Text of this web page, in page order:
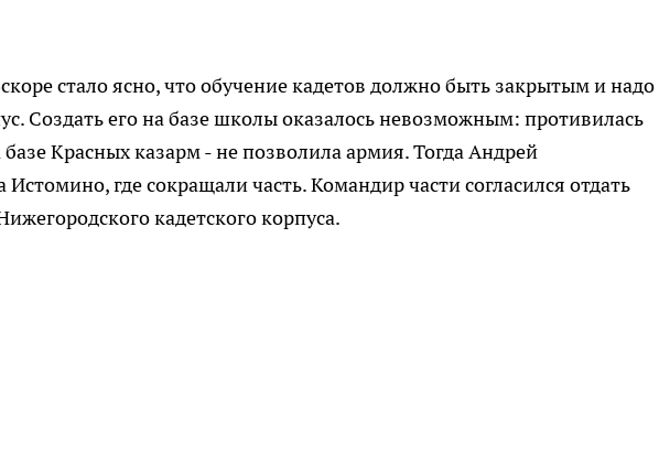
стало ясно, что обучение кадетов должно быть закрытым и надо
Создать его на базе школы оказалось невозможным: противилась
Красных казарм - не позволила армия. Тогда Андрей
где сокращали часть. Командир части согласился отдать
кадетского корпуса.